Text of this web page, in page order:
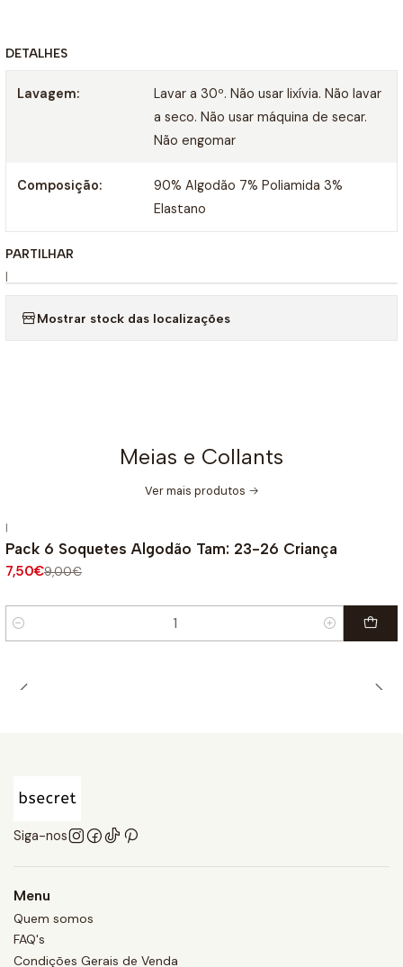
DETALHES
Lavagem:
Lavar a 30º. Não usar lixívia. Não lavar
a seco. Não usar máquina de secar.
Não engomar
Composição:
90% Algodão 7% Poliamida 3%
Elastano
PARTILHAR
|
Mostrar stock das localizações
Meias e Collants
Ver mais produtos
|
Pack 6 Soquetes Algodão Tam: 23-26 Criança
7,50€9,00€
Quantidade
Siga-nos
Menu
Quem somos
FAQ's
Condições Gerais de Venda